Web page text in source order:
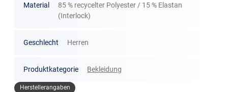
Material
85 % recycelter Polyester / 15 % Elastan
(Interlock)
Geschlecht Herren
Produktkategorie Bekleidung
Herstellerangaben